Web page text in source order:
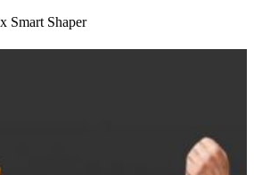
Smart Shaper